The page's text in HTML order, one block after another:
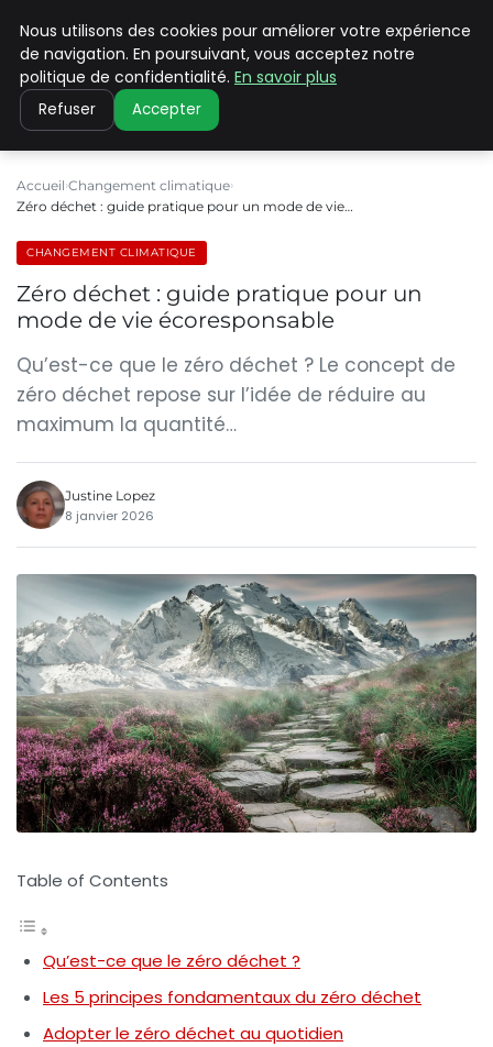
CLIMATE C ADVANCED
Accueil Changement climatique
Zéro déchet : guide pratique pour un mode de vie…
CHANGEMENT CLIMATIQUE
Zéro déchet : guide pratique pour un
mode de vie écoresponsable
Qu’est-ce que le zéro déchet ? Le concept de
zéro déchet repose sur l’idée de réduire au
maximum la quantité…
Justine Lopez
8 janvier 2026
Table of Contents
Qu’est-ce que le zéro déchet ?
Les 5 principes fondamentaux du zéro déchet
Adopter le zéro déchet au quotidien
Nous utilisons des cookies pour améliorer votre expérience
de navigation. En poursuivant, vous acceptez notre
politique de confidentialité. En savoir plus
Refuser Accepter